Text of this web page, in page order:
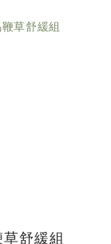
舒緩組